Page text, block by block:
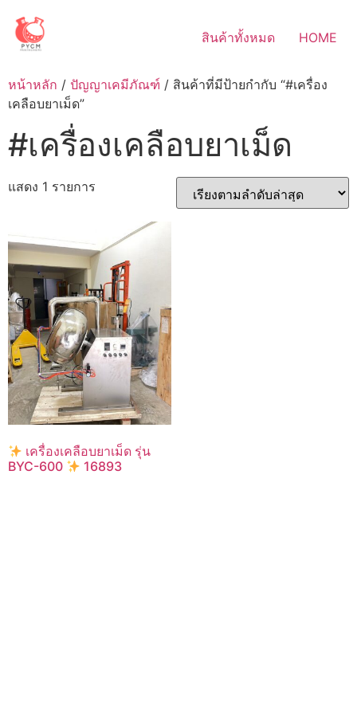
content
สินค้าทั้งหมด HOME
หน้าหลัก / ปัญญาเคมีภัณฑ์ / สินค้าที่มีป้ายกำกับ “#เครื่อง
เคลือบยาเม็ด”
#เครื่องเคลือบยาเม็ด
แสดง 1 รายการ
เครื่องเคลือบยาเม็ด รุ่น
BYC-600
16893